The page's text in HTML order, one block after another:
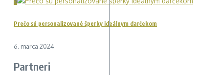
Prečo sú personalizované šperky ideálnym darčekom
6. marca 2024
Partneri